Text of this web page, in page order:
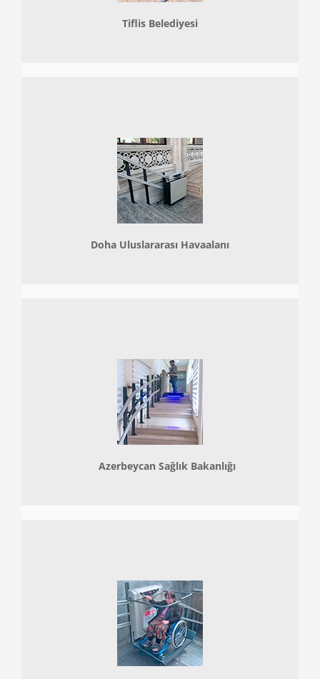
Tiflis Belediyesi
Doha Uluslararası Havaalanı
Azerbeycan Sağlık Bakanlığı